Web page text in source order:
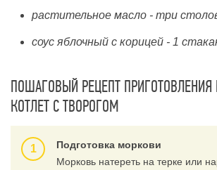
растительное масло - три
соус яблочный с корицей - 1
ПОШАГОВЫЙ РЕЦЕПТ
КОТЛЕТ С ТВОРОГОМ
Подготовка моркови
Морковь натереть на терке или